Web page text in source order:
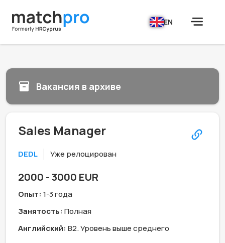
EN
Вакансия в архиве
Sales Manager
DEDL Уже релоцирован
2000 - 3000 EUR
Опыт: 1-3 года
Занятость: Полная
Английский: B2. Уровень выше среднего